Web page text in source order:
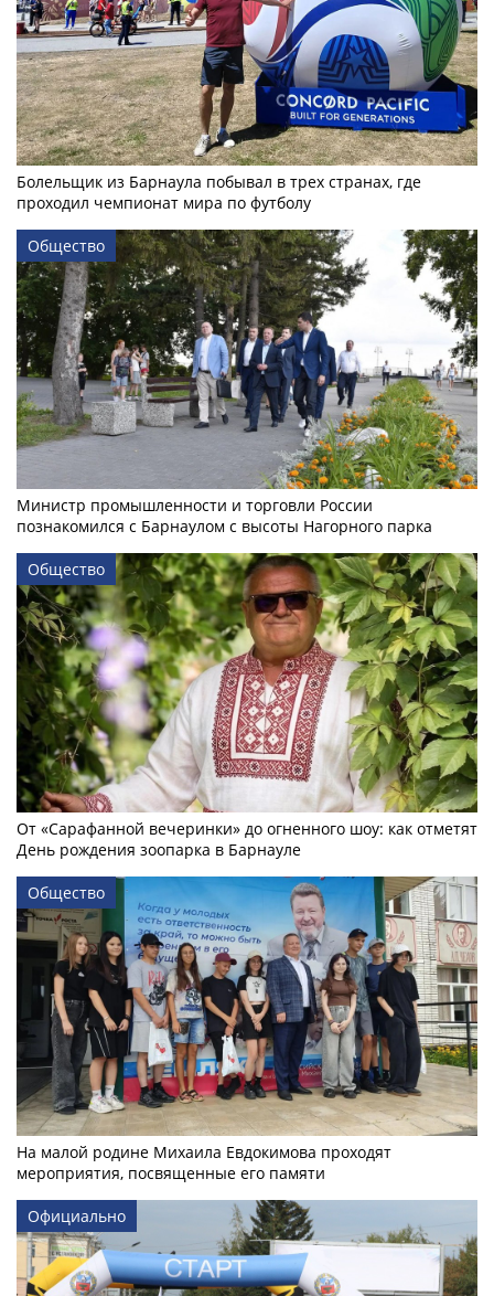
Болельщик из Барнаула побывал в трех странах, где
проходил чемпионат мира по футболу
Общество
Министр промышленности и торговли России
познакомился с Барнаулом с высоты Нагорного парка
Общество
От «Сарафанной вечеринки» до огненного шоу: как отметят
День рождения зоопарка в Барнауле
Общество
На малой родине Михаила Евдокимова проходят
мероприятия, посвященные его памяти
Официально